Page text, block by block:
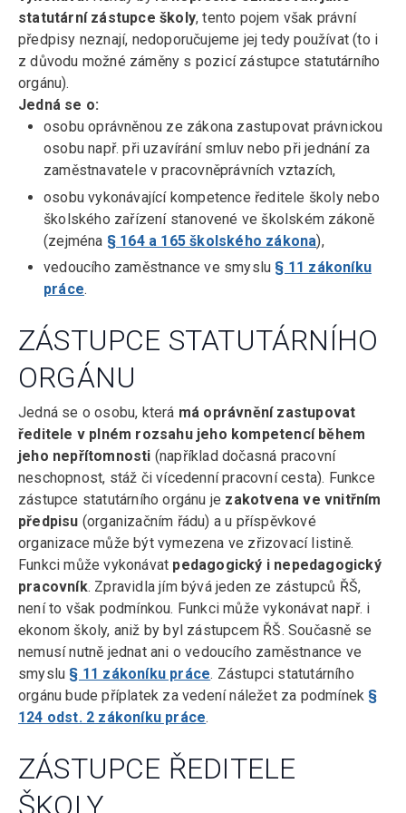
statutární zástupce školy, tento pojem však právní
předpisy neznají, nedoporučujeme jej tedy používat (to i
z důvodu možné záměny s pozicí zástupce statutárního
orgánu).
Jedná se o:
osobu oprávněnou ze zákona zastupovat právnickou
osobu např. při uzavírání smluv nebo při jednání za
zaměstnavatele v pracovněprávních vztazích,
osobu vykonávající kompetence ředitele školy nebo
školského zařízení stanovené ve školském zákoně
(zejména § 164 a 165 školského zákona),
vedoucího zaměstnance ve smyslu § 11 zákoníku
práce.
ZÁSTUPCE STATUTÁRNÍHO
ORGÁNU
Jedná se o osobu, která má oprávnění zastupovat
ředitele v plném rozsahu jeho kompetencí během
jeho nepřítomnosti (například dočasná pracovní
neschopnost, stáž či vícedenní pracovní cesta). Funkce
zástupce statutárního orgánu je zakotvena ve vnitřním
předpisu (organizačním řádu) a u příspěvkové
organizace může být vymezena ve zřizovací listině.
Funkci může vykonávat pedagogický i nepedagogický
pracovník. Zpravidla jím bývá jeden ze zástupců ŘŠ,
není to však podmínkou. Funkci může vykonávat např. i
ekonom školy, aniž by byl zástupcem ŘŠ. Současně se
nemusí nutně jednat ani o vedoucího zaměstnance ve
smyslu § 11 zákoníku práce. Zástupci statutárního
orgánu bude příplatek za vedení náležet za podmínek §
124 odst. 2 zákoníku práce.
ZÁSTUPCE ŘEDITELE
ŠKOLY